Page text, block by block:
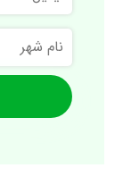
نام
شهر